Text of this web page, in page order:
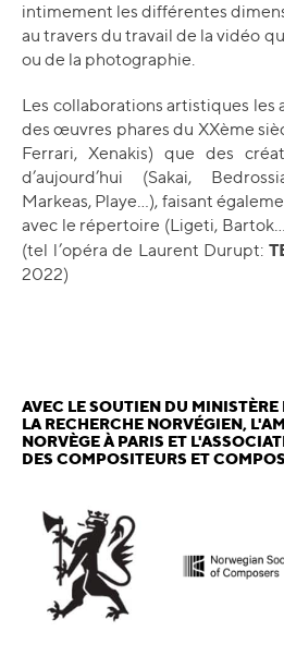
intimement les différentes
au travers du travail de la vidéo
ou de la photographie.
Les collaborations artistiques les
des œuvres phares du XXème
Ferrari, Xenakis) que des
d’aujourd’hui (Sakai,
Markeas, Playe…), faisant
avec le répertoire (Ligeti,
(tel l’opéra de Laurent Durupt:
2022)
AVEC LE SOUTIEN DU
LA RECHERCHE NORVÉGIEN,
NORVÈGE À PARIS ET
DES COMPOSITEURS ET